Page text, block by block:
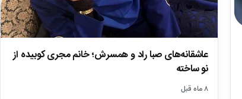
عاشقانه‌های صبا راد و همسرش؛ خانم مجری کوبیده از
نو ساخته
۸ ماه قبل